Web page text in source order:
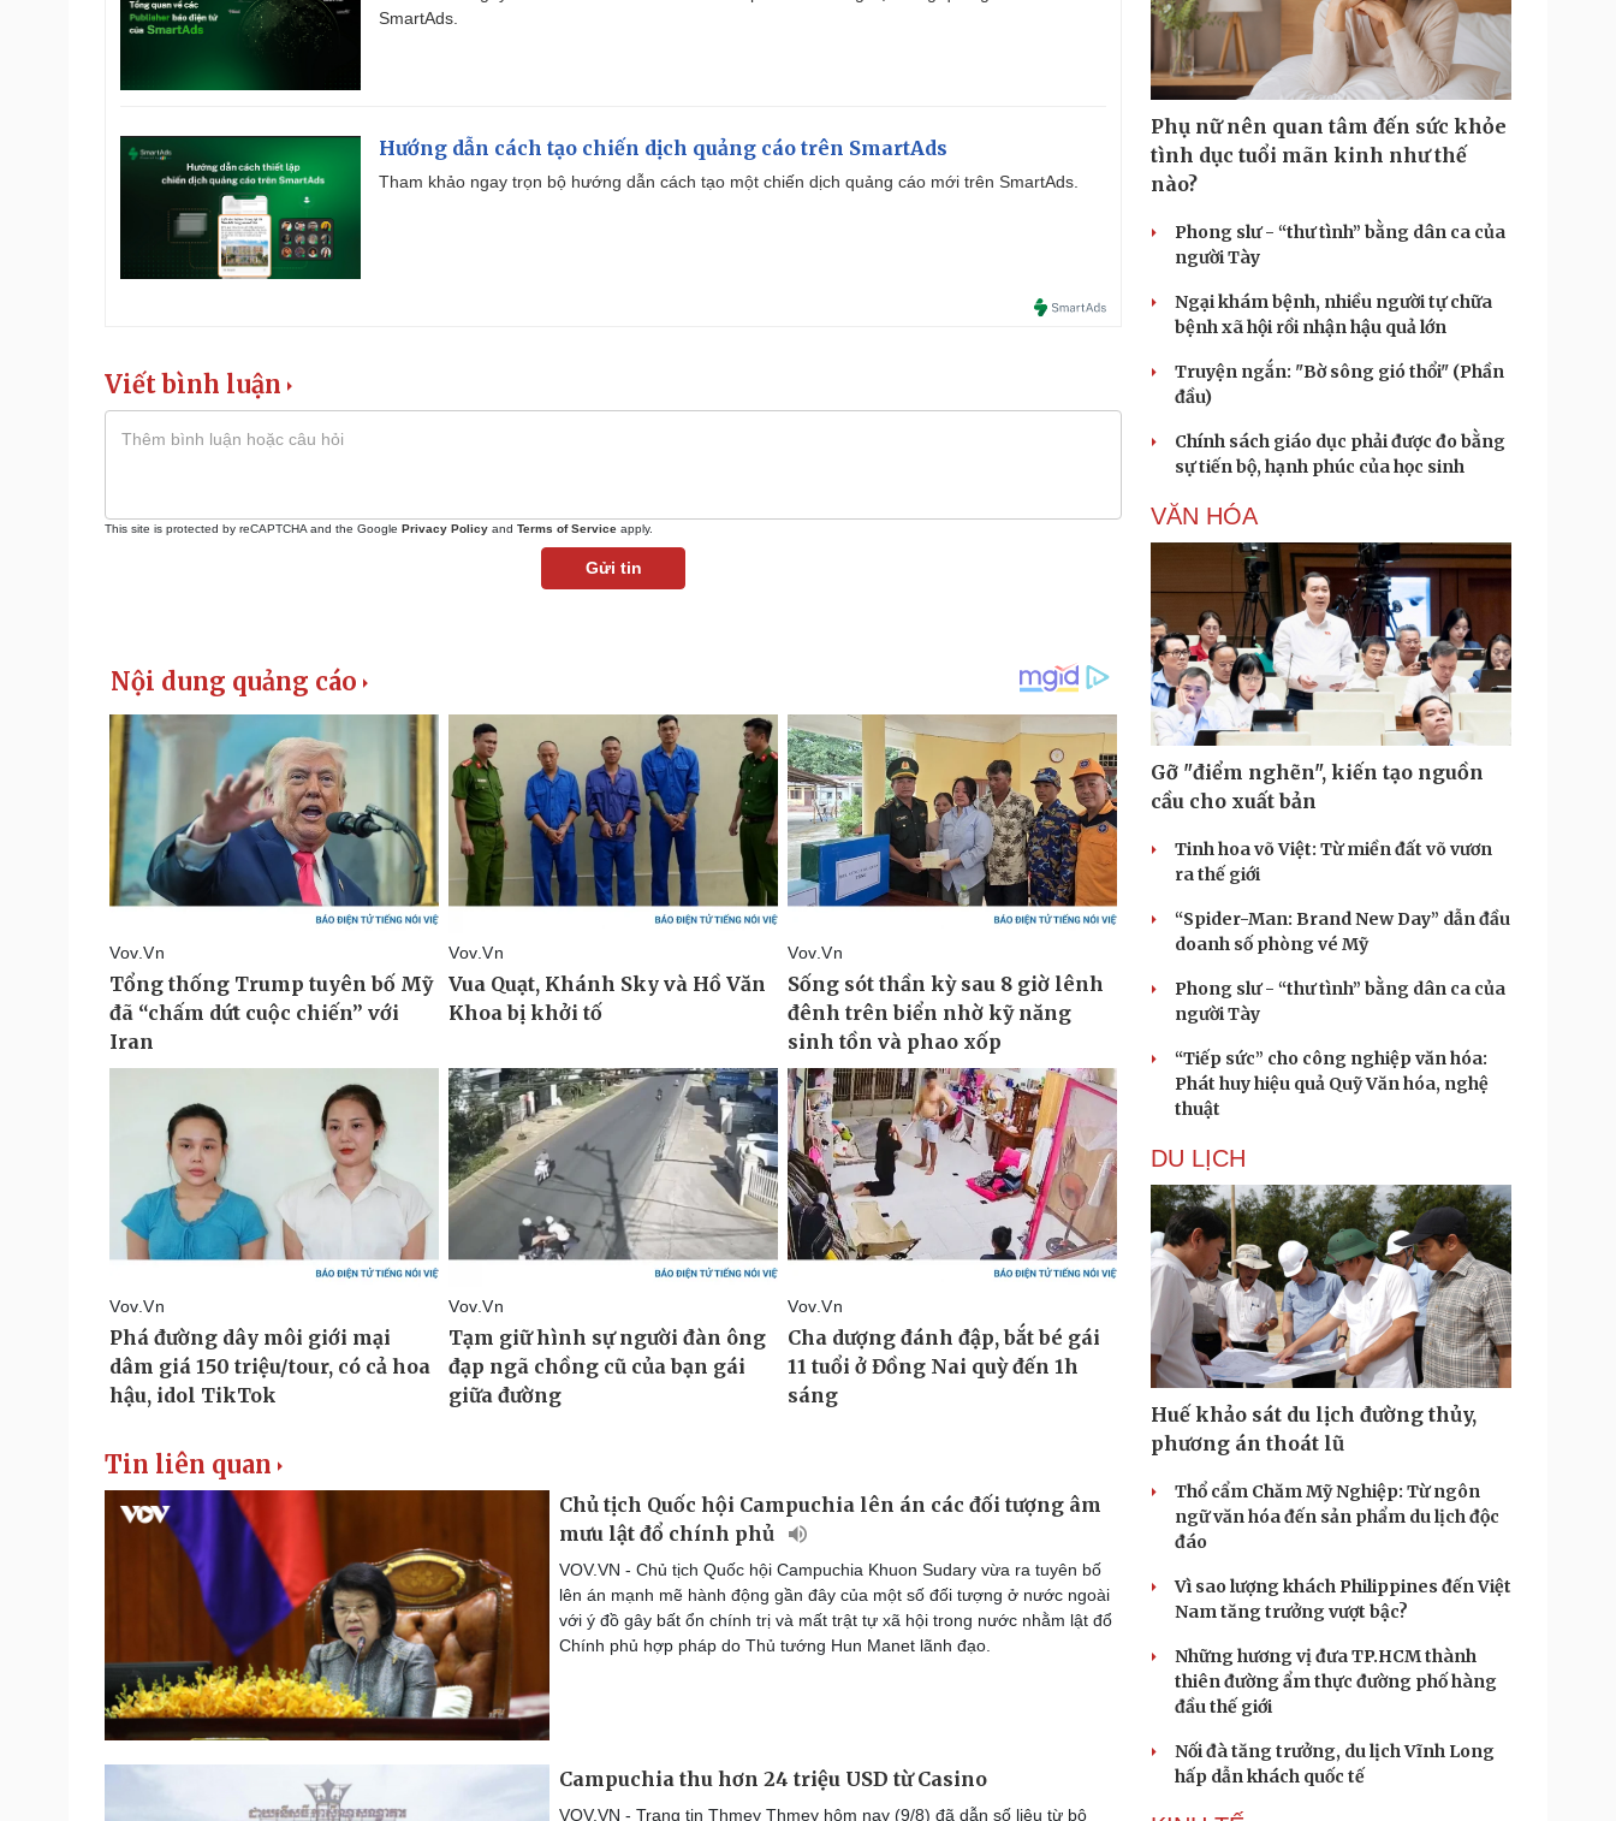
SmartAds.
Hướng dẫn cách tạo chiến dịch quảng cáo trên SmartAds
Tham khảo ngay trọn bộ hướng dẫn cách tạo một chiến dịch quảng cáo mới trên SmartAds.
Viết bình luận
This site is protected by reCAPTCHA and the Google Privacy Policy and Terms of Service apply.
Gửi tin
Tin liên quan
Chủ tịch Quốc hội Campuchia lên án các đối tượng âm
mưu lật đổ chính phủ
VOV.VN - Chủ tịch Quốc hội Campuchia Khuon Sudary vừa ra tuyên bố
lên án mạnh mẽ hành động gần đây của một số đối tượng ở nước ngoài
với ý đồ gây bất ổn chính trị và mất trật tự xã hội trong nước nhằm lật đổ
Chính phủ hợp pháp do Thủ tướng Hun Manet lãnh đạo.
Campuchia thu hơn 24 triệu USD từ Casino
VOV.VN - Trang tin Thmey Thmey hôm nay (9/8) đã dẫn số liệu từ bộ
Phụ nữ nên quan tâm đến sức khỏe
tình dục tuổi mãn kinh như thế
nào?
Phong slư - “thư tình” bằng dân ca của
người Tày
Ngại khám bệnh, nhiều người tự chữa
bệnh xã hội rồi nhận hậu quả lớn
Truyện ngắn: "Bờ sông gió thổi" (Phần
đầu)
Chính sách giáo dục phải được đo bằng
sự tiến bộ, hạnh phúc của học sinh
VĂN HÓA
Gỡ "điểm nghẽn", kiến tạo nguồn
cầu cho xuất bản
Tinh hoa võ Việt: Từ miền đất võ vươn
ra thế giới
“Spider-Man: Brand New Day” dẫn đầu
doanh số phòng vé Mỹ
Phong slư - “thư tình” bằng dân ca của
người Tày
“Tiếp sức” cho công nghiệp văn hóa:
Phát huy hiệu quả Quỹ Văn hóa, nghệ
thuật
DU LỊCH
Huế khảo sát du lịch đường thủy,
phương án thoát lũ
Thổ cẩm Chăm Mỹ Nghiệp: Từ ngôn
ngữ văn hóa đến sản phẩm du lịch độc
đáo
Vì sao lượng khách Philippines đến Việt
Nam tăng trưởng vượt bậc?
Những hương vị đưa TP.HCM thành
thiên đường ẩm thực đường phố hàng
đầu thế giới
Nối đà tăng trưởng, du lịch Vĩnh Long
hấp dẫn khách quốc tế